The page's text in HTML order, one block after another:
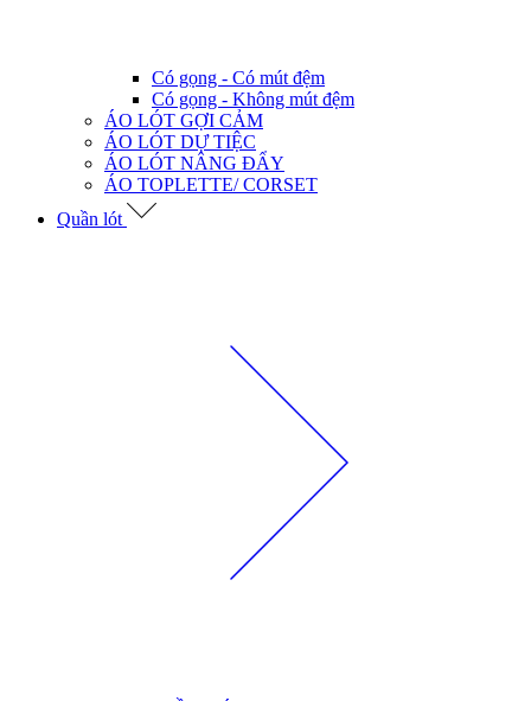
Có gọng - Có mút đệm
Có gọng - Không mút đệm
ÁO LÓT GỢI CẢM
ÁO LÓT DỰ TIỆC
ÁO LÓT NÂNG ĐẨY
ÁO TOPLETTE/ CORSET
Quần lót